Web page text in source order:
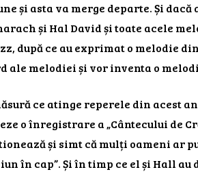
și asta va merge departe. Și
și Hal David și toate acele
după ce au exprimat o melodie
ale melodiei și vor inventa o
ce atinge reperele din acest
o înregistrare a „Cântecului de
și simt că mulți oameni ar
în cap”. Și în timp ce el și Hall